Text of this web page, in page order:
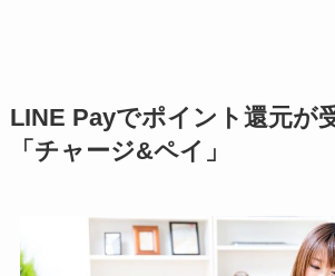
LINE Payでポイント還元が
「チャージ&ペイ」